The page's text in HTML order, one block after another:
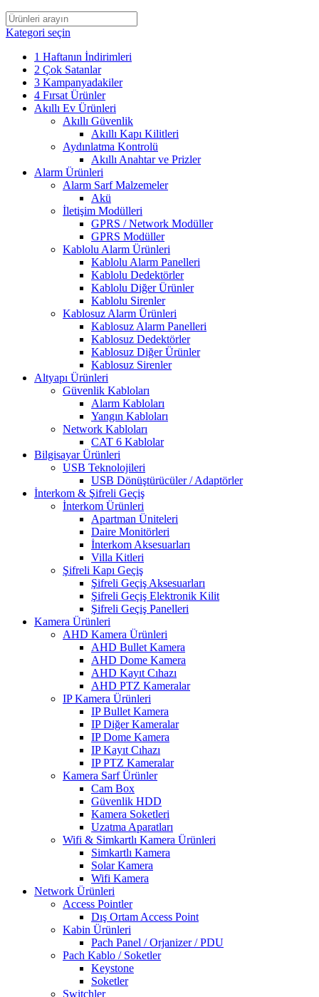
Kategori seçin
1 Haftanın İndirimleri
2 Çok Satanlar
3 Kampanyadakiler
4 Fırsat Ürünler
Akıllı Ev Ürünleri
Akıllı Güvenlik
Akıllı Kapı Kilitleri
Aydınlatma Kontrolü
Akıllı Anahtar ve Prizler
Alarm Ürünleri
Alarm Sarf Malzemeler
Akü
İletişim Modülleri
GPRS / Network Modüller
GPRS Modüller
Kablolu Alarm Ürünleri
Kablolu Alarm Panelleri
Kablolu Dedektörler
Kablolu Diğer Ürünler
Kablolu Sirenler
Kablosuz Alarm Ürünleri
Kablosuz Alarm Panelleri
Kablosuz Dedektörler
Kablosuz Diğer Ürünler
Kablosuz Sirenler
Altyapı Ürünleri
Güvenlik Kabloları
Alarm Kabloları
Yangın Kabloları
Network Kabloları
CAT 6 Kablolar
Bilgisayar Ürünleri
USB Teknolojileri
USB Dönüştürücüler / Adaptörler
İnterkom & Şifreli Geçiş
İnterkom Ürünleri
Apartman Üniteleri
Daire Monitörleri
İnterkom Aksesuarları
Villa Kitleri
Şifreli Kapı Geçiş
Şifreli Geçiş Aksesuarları
Şifreli Geçiş Elektronik Kilit
Şifreli Geçiş Panelleri
Kamera Ürünleri
AHD Kamera Ürünleri
AHD Bullet Kamera
AHD Dome Kamera
AHD Kayıt Cıhazı
AHD PTZ Kameralar
IP Kamera Ürünleri
IP Bullet Kamera
IP Diğer Kameralar
IP Dome Kamera
IP Kayıt Cıhazı
IP PTZ Kameralar
Kamera Sarf Ürünler
Cam Box
Güvenlik HDD
Kamera Soketleri
Uzatma Aparatları
Wifi & Simkartlı Kamera Ürünleri
Simkartlı Kamera
Solar Kamera
Wifi Kamera
Network Ürünleri
Access Pointler
Dış Ortam Access Point
Kabin Ürünleri
Pach Panel / Orjanizer / PDU
Pach Kablo / Soketler
Keystone
Soketler
Switchler